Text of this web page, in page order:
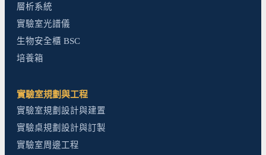
層析系統
實驗室光譜儀
生物安全櫃 BSC
培養箱
實驗室規劃與工程
實驗室規劃設計與建置
實驗桌規劃設計與訂製
實驗室周邊工程